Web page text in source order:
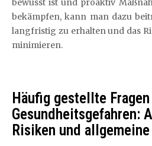
bewusst ist und proaktiv
bekämpfen, kann man dazu
langfristig zu erhalten und das
minimieren.
Häufig gestellte
Gesundheitsgefahren:
Risiken und